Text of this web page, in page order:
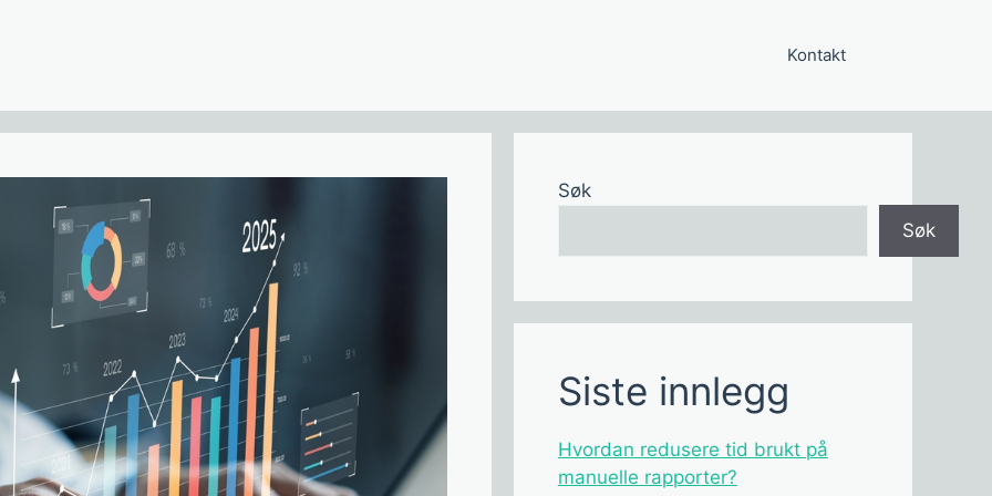
Kontakt
Søk
Søk
Siste innlegg
Hvordan redusere tid brukt på
manuelle rapporter?